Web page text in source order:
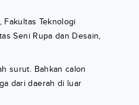
Fakultas Teknologi
Seni Rupa dan Desain,
surut. Bahkan calon
dari daerah di luar